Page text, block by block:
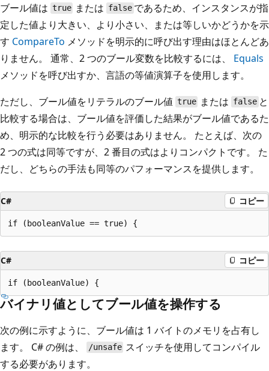
ブール値は true または falseであるため、インスタンスが指
定した値より大きい、より小さい、または等しいかどうかを示
す CompareTo メソッドを明示的に呼び出す理由はほとんどあ
りません。 通常、2 つのブール変数を比較するには、 Equals
メソッドを呼び出すか、言語の等値演算子を使用します。
ただし、ブール値をリテラルのブール値 true または falseと
比較する場合は、ブール値を評価した結果がブール値であるた
め、明示的な比較を行う必要はありません。 たとえば、次の
2 つの式は同等ですが、2 番目の式はよりコンパクトです。 た
だし、どちらの手法も同等のパフォーマンスを提供します。
C# コピー
C# コピー
バイナリ値としてブール値を操作する
次の例に示すように、ブール値は 1 バイトのメモリを占有し
ます。 C# の例は、
/unsafe スイッチを使用してコンパイル
する必要があります。